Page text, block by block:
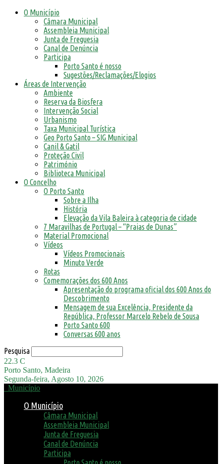
O Município
Câmara Municipal
Assembleia Municipal
Junta de Freguesia
Canal de Denúncia
Participa
Porto Santo é nosso
Sugestões/Reclamações/Elogios
Áreas de Intervenção
Ambiente
Reserva da Biosfera
Intervenção Social
Urbanismo
Taxa Municipal Turística
Geo Porto Santo – SIG Municipal
Canil & Gatil
Proteção Civil
Património
Biblioteca Municipal
O Concelho
O Porto Santo
Sobre a Ilha
História
Elevação da Vila Baleira à categoria de cidade
7 Maravilhas de Portugal – “Praias de Dunas”
Material Promocional
Vídeos
Vídeos Promocionais
Minuto Verde
Rotas
Comemorações dos 600 Anos
Apresentação do programa oficial dos 600 Anos do
Descobrimento
Mensagem de sua Excelência, Presidente da
República, Professor Marcelo Rebelo de Sousa
Porto Santo 600
Conversas 600 anos
Pesquisa
22.3 C
Porto Santo, Madeira
Segunda-feira, Agosto 10, 2026
Município
O Município
Câmara Municipal
Assembleia Municipal
Junta de Freguesia
Canal de Denúncia
Participa